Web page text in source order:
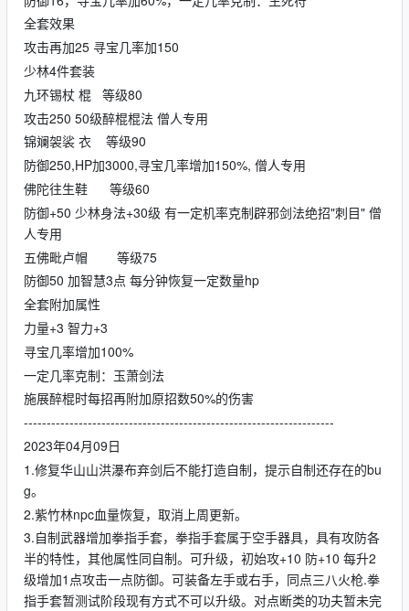
全套效果
攻击再加25 寻宝几率加150
少林4件套装
九环锡杖 棍 等级80
攻击250 50级醉棍棍法 僧人专用
锦斓袈裟 衣 等级90
防御250,HP加3000,寻宝几率增加150%, 僧人专用
佛陀往生鞋 等级60
防御+50 少林身法+30级 有一定机率克制辟邪剑法绝招"刺目" 僧
人专用
五佛毗卢帽 等级75
防御50 加智慧3点 每分钟恢复一定数量hp
全套附加属性
力量+3 智力+3
寻宝几率增加100%
一定几率克制：玉萧剑法
施展醉棍时每招再附加原招数50%的伤害
--------------------------------------------------------------------
2023年04月09日
1.修复华山山洪瀑布弃剑后不能打造自制，提示自制还存在的bu
g。
2.紫竹林npc血量恢复，取消上周更新。
3.自制武器增加拳指手套，拳指手套属于空手器具，具有攻防各
半的特性，其他属性同自制。可升级，初始攻+10 防+10 每升2
级增加1点攻击一点防御。可装备左手或右手，同点三八火枪.拳
指手套暂测试阶段现有方式不可以升级。对点断类的功夫暂未完